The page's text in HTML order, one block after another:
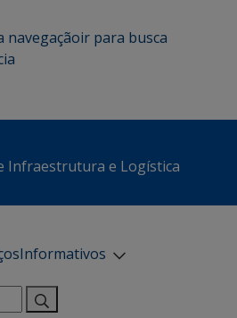
navegaçãoir para busca
Infraestrutura e Logística
Informativos